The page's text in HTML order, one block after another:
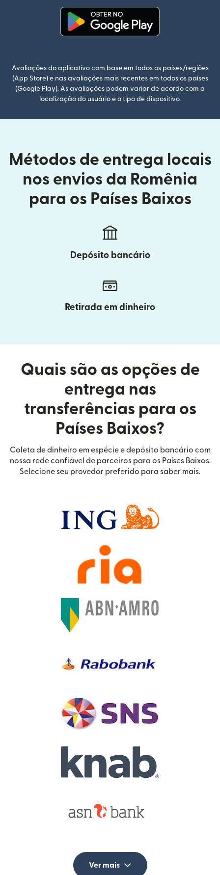
Avaliações do aplicativo com base em todos os países/regiões
(App Store) e nas avaliações mais recentes em todos os países
(Google Play). As avaliações podem variar de acordo com a
localização do usuário e o tipo de dispositivo.
Métodos de entrega locais
nos envios da Romênia
para os Países Baixos
Depósito bancário
Retirada em dinheiro
Quais são as opções de
entrega nas
transferências para os
Países Baixos?
Coleta de dinheiro em espécie e depósito bancário com
nossa rede confiável de parceiros para os Países Baixos.
Selecione seu provedor preferido para saber mais.
Ver mais